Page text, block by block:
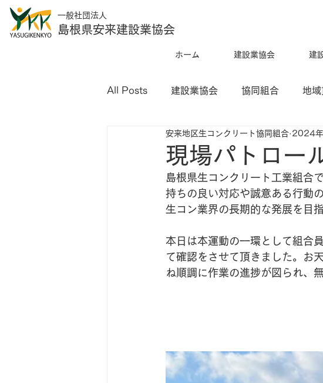
一般社団法人
島根県安来建設業協会
ホーム 建設業協会 建
All Posts 建設業協会 協同組合 地域
現場パトロー
安来地区生コンクリート協同組合 2024
島根県生コンクリート工業組合
持ちの良い対応や誠意ある行動
生コン業界の長期的な発展を目
本日は本運動の一環として組合
て確認をさせて頂きました。お
ね順調に作業の進捗が図られ、